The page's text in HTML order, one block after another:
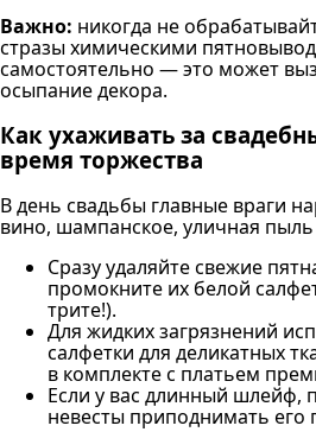
Важно: никогда не
стразы химическими
самостоятельно — это может
осыпание декора.
Как ухаживать за
время торжества
В день свадьбы главные враги
вино, шампанское, уличная пыль
Сразу удаляйте свежие
промокните их белой
трите!).
Для жидких загрязнений
салфетки для деликатных
в комплекте с платьем
Если у вас длинный шлейф,
невесты приподнимать его